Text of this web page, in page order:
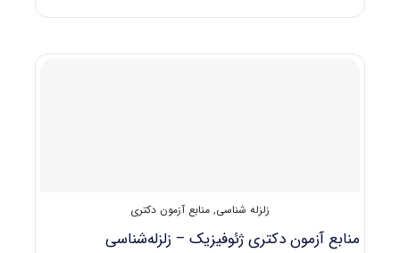
–
زلزله شناسی, منابع آزمون دکتری
منابع آزمون دکتری ژئوفیزیک – زلزله‌شناسی